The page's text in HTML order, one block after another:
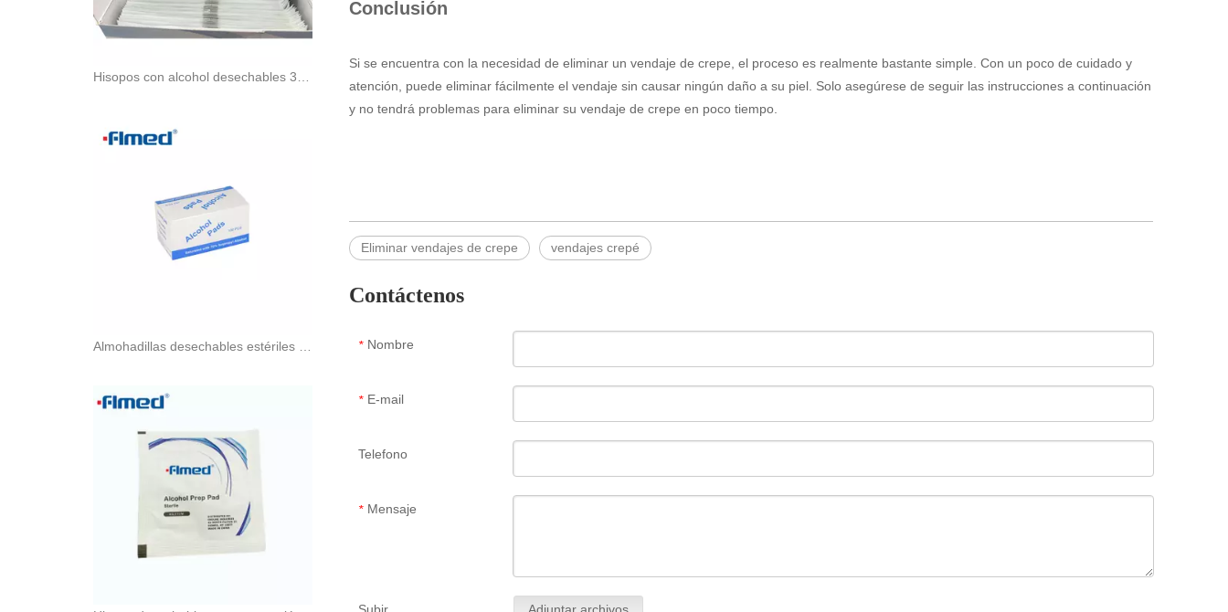
Conclusión
Si se encuentra con la necesidad de eliminar un vendaje de crepe, el proceso es realmente bastante simple. Con un poco de cuidado y
atención, puede eliminar fácilmente el vendaje sin causar ningún daño a su piel. Solo asegúrese de seguir las instrucciones a continuación
y no tendrá problemas para eliminar su vendaje de crepe en poco tiempo.
Eliminar vendajes de crepe vendajes crepé
Contáctenos
* Nombre
* E-mail
Telefono
* Mensaje